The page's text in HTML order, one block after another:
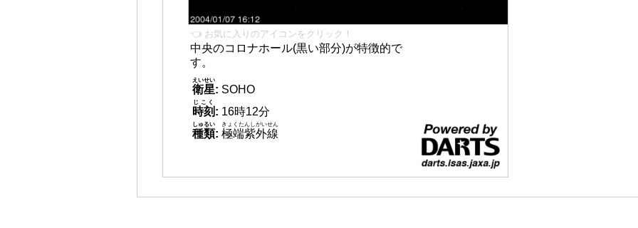
👈 お気に入りのアイコンをクリック！
中央のコロナホール(黒い部分)が特徴的で
す。
衛星
えいせい
: SOHO
時刻
じこく
: 16時12分
種類
しゅるい
: 極端紫外線
きょくたんしがいせん